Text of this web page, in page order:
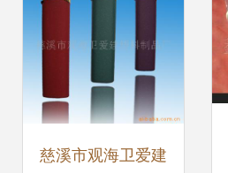
慈溪市观海卫爱建